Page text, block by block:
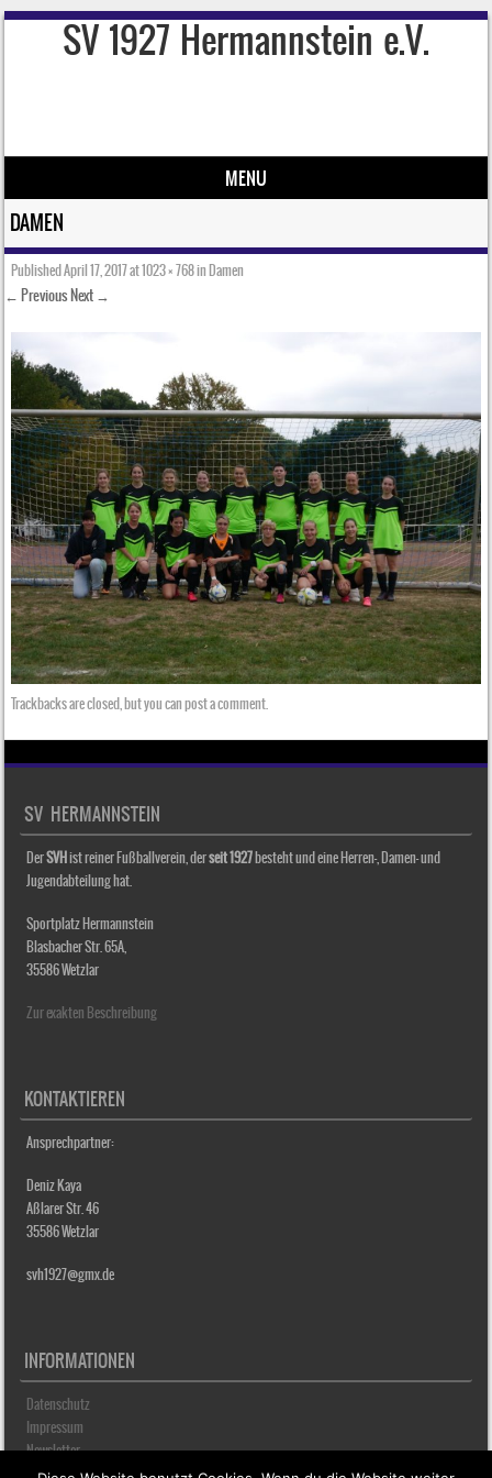
SV 1927 Hermannstein e.V.
MENU
Skip to content
DAMEN
PublishedApril 17, 2017at1023 × 768inDamen
← PreviousNext →
Trackbacks are closed, but you canpost a comment.
SV HERMANNSTEIN
DerSVHist reiner Fußballverein, derseit 1927besteht und eine Herren-, Damen- und
Jugendabteilung hat.
Sportplatz Hermannstein
Blasbacher Str. 65A,
35586 Wetzlar
Zur exakten Beschreibung
KONTAKTIEREN
Ansprechpartner:
Deniz Kaya
Aßlarer Str. 46
35586 Wetzlar
svh1927@gmx.de
INFORMATIONEN
Datenschutz
Impressum
Newsletter